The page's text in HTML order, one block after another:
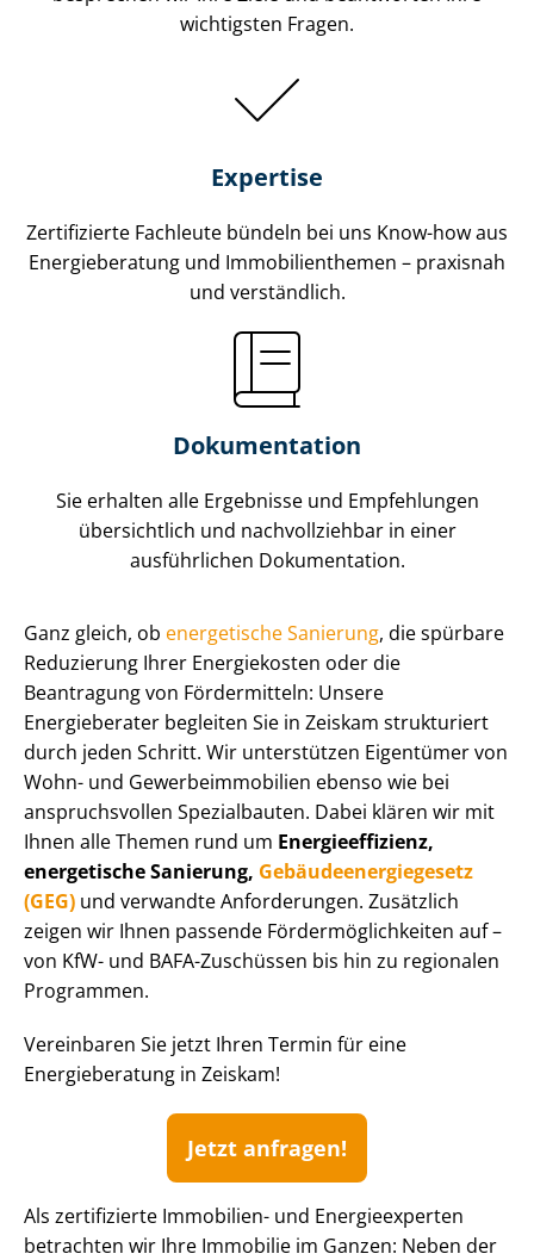
wichtigsten Fragen.
Expertise
Zertifizierte Fachleute bündeln bei uns Know-how aus
Energieberatung und Im­mo­bi­li­en­the­men – praxisnah
und verständlich.
Dokumentation
Sie erhalten alle Ergebnisse und Empfehlungen
übersichtlich und nachvollziehbar in einer
ausführlichen Dokumentation.
Ganz gleich, ob energetische Sanierung, die spürbare
Reduzierung Ihrer Energiekosten oder die
Beantragung von Fördermitteln: Unsere
Energieberater begleiten Sie in Zeiskam strukturiert
durch jeden Schritt. Wir unterstützen Eigentümer von
Wohn- und Ge­wer­be­im­mo­bi­li­en ebenso wie bei
anspruchsvollen Spezialbauten. Dabei klären wir mit
Ihnen alle Themen rund um En­er­gie­ef­fi­zi­enz,
energetische Sanierung, Ge­bäu­de­en­er­gie­ge­setz
(GEG) und verwandte Anforderungen. Zusätzlich
zeigen wir Ihnen passende För­der­mög­lich­kei­ten auf –
von KfW- und BAFA-Zuschüssen bis hin zu regionalen
Programmen.
Vereinbaren Sie jetzt Ihren Termin für eine
Energieberatung in Zeiskam!
Jetzt anfragen!
Als zertifizierte Immobilien- und Energieexperten
betrachten wir Ihre Immobilie im Ganzen: Neben der